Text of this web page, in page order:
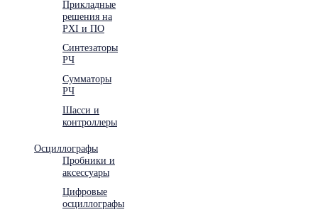
Прикладные
решения на
PXI и ПО
Синтезаторы
РЧ
Сумматоры
РЧ
Шасси и
контроллеры
Осциллографы
Пробники и
аксессуары
Цифровые
осциллографы